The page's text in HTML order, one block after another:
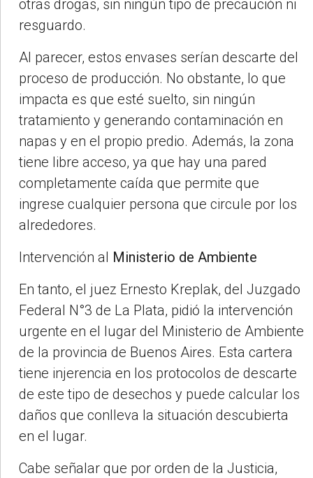
otras drogas, sin ningún tipo de precaución ni
resguardo.
Al parecer, estos envases serían descarte del
proceso de producción. No obstante, lo que
impacta es que esté suelto, sin ningún
tratamiento y generando contaminación en
napas y en el propio predio. Además, la zona
tiene libre acceso, ya que hay una pared
completamente caída que permite que
ingrese cualquier persona que circule por los
alrededores.
Intervención al Ministerio de Ambiente
En tanto, el juez Ernesto Kreplak, del Juzgado
Federal N°3 de La Plata, pidió la intervención
urgente en el lugar del Ministerio de Ambiente
de la provincia de Buenos Aires. Esta cartera
tiene injerencia en los protocolos de descarte
de este tipo de desechos y puede calcular los
daños que conlleva la situación descubierta
en el lugar.
Cabe señalar que por orden de la Justicia,